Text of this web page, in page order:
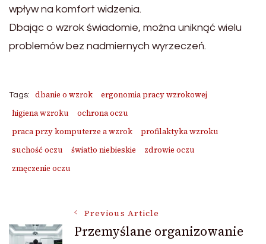
wpływ na komfort widzenia.
Dbając o wzrok świadomie, można uniknąć wielu
problemów bez nadmiernych wyrzeczeń.
Tags: dbanie o wzrok
ergonomia pracy wzrokowej
higiena wzroku
ochrona oczu
praca przy komputerze a wzrok
profilaktyka wzroku
suchość oczu
światło niebieskie
zdrowie oczu
zmęczenie oczu
Post
Previous Article
Przemyślane organizowanie